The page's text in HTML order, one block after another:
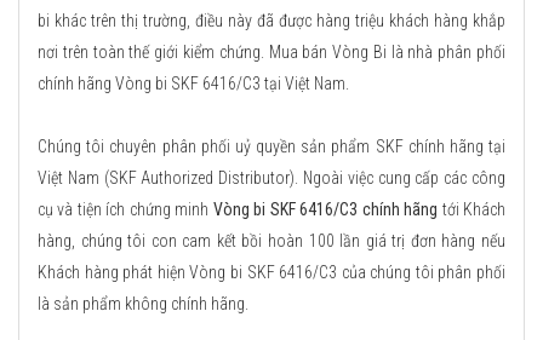
bi khác trên thị trường, điều này đã được hàng triệu khách hàng khắp
nơi trên toàn thế giới kiểm chứng. Mua bán Vòng Bi là nhà phân phối
chính hãng Vòng bi SKF 6416/C3 tại Việt Nam.
Chúng tôi chuyên phân phối uỷ quyền sản phẩm SKF chính hãng tại
Việt Nam (SKF Authorized Distributor). Ngoài việc cung cấp các công
cụ và tiện ích chứng minh Vòng bi SKF 6416/C3 chính hãng tới Khách
hàng, chúng tôi con cam kết bồi hoàn 100 lần giá trị đơn hàng nếu
Khách hàng phát hiện Vòng bi SKF 6416/C3 của chúng tôi phân phối
là sản phẩm không chính hãng.